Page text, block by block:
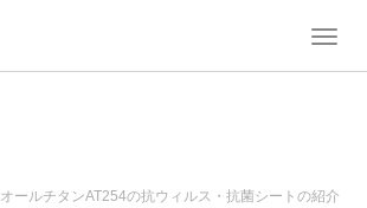
T
オールチタンAT254の抗ウィルス・抗菌シートの紹介